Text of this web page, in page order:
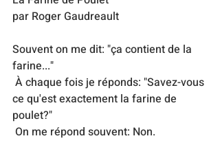
par Roger Gaudreault
Souvent on me dit: "ça contient de la
farine..."
ce qu'est exactement la farine de
poulet?"
On me répond souvent: Non.